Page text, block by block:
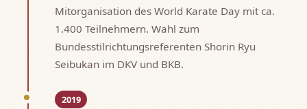
Mitorganisation des World Karate Day mit ca.
1.400 Teilnehmern. Wahl zum
Bundesstilrichtungsreferenten Shorin Ryu
Seibukan im DKV und BKB.
2019